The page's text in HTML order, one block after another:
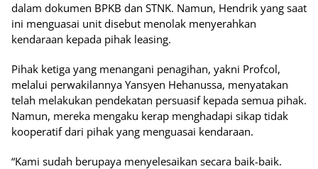
dalam dokumen BPKB dan STNK. Namun, Hendrik yang saat
ini menguasai unit disebut menolak menyerahkan
kendaraan kepada pihak leasing.
‎Pihak ketiga yang menangani penagihan, yakni Profcol,
melalui perwakilannya Yansyen Hehanussa, menyatakan
telah melakukan pendekatan persuasif kepada semua pihak.
Namun, mereka mengaku kerap menghadapi sikap tidak
kooperatif dari pihak yang menguasai kendaraan.
‎“Kami sudah berupaya menyelesaikan secara baik-baik.